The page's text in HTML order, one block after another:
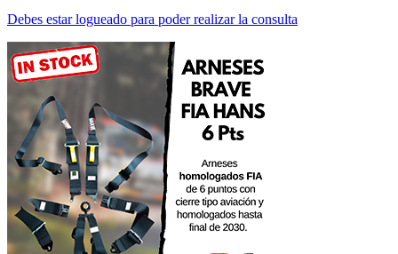
Debes estar logueado para poder realizar la consulta